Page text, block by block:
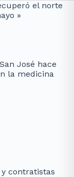
el norte
»
José hace
la medicina
contratistas